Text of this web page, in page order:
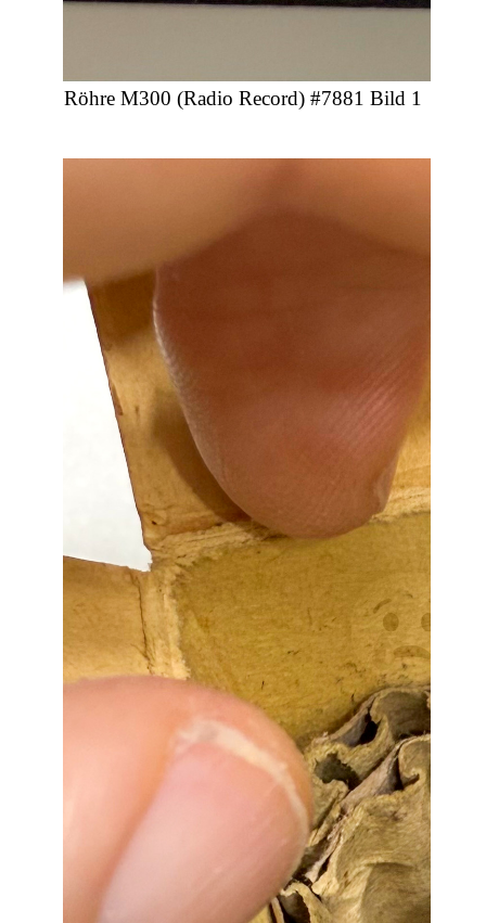
Röhre M300 (Radio Record) #7881 Bild 1